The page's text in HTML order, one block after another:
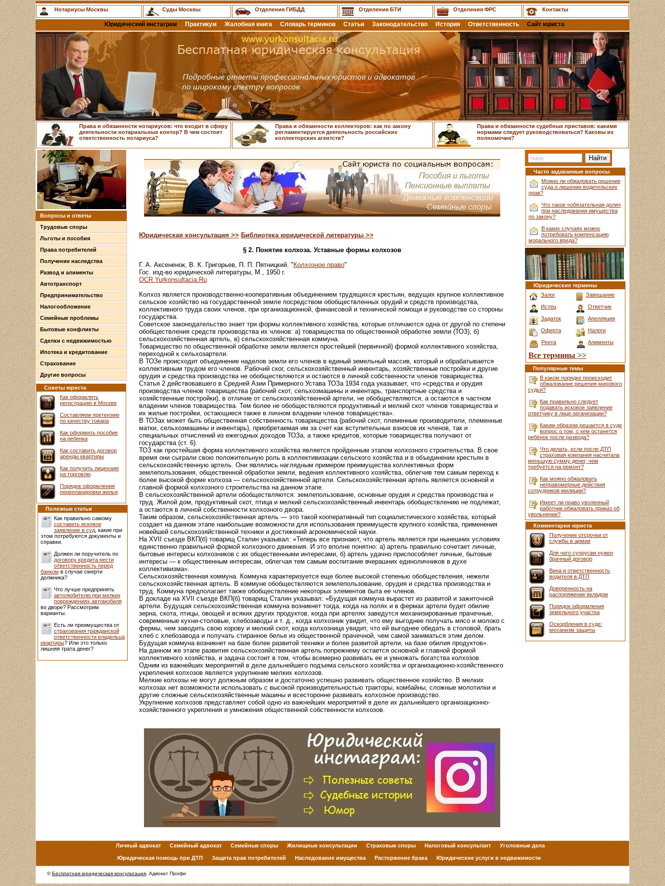
Нотариусы Москвы Суды Москвы Отделения ГИБДД Отделения БТИ Отделения ФРС Контакты
Юридический инстаграм Практикум Жалобная книга Словарь терминов Статьи Законодательство История Ответственность Сайт юриста
Права и обязанности нотариусов: что входит в сферу
деятельности нотариальных контор? В чем состоит
ответственность нотариуса?
Права и обязанности коллекторов: как по закону
регламентируется деятельность российских
коллекторских агентств?
Права и обязанности судебных приставов: какими
нормами следует руководствоваться? Каковы их
полномочия?
Вопросы и ответы
Трудовые споры
Льготы и пособия
Права потребителей
Получение наследства
Развод и алименты
Автотранспорт
Предпринимательство
Налогообложение
Семейные проблемы
Бытовые конфликты
Сделки с недвижимостью
Ипотека и кредитование
Страхование
Другие вопросы
Советы юриста
Как оформлять
регистрацию в Москве
Составляем претензию
по качеству товара
Как оформить пособие
на ребенка
Как составить договор
аренды квартиры
Как получить лицензию
на торговлю
Порядок оформления
перепланировки жилья
Полезные статьи
Как правильно самому
составить исковое
заявление в суд, какие при
этом потребуются документы и
справки.
Должен ли поручитель по
договору кредита нести
ответственность перед
банком в случае смерти
должника?
Что лучше предпринять
автолюбителю при мелких
повреждениях автомобиля
во дворе? Рассмотрим
варианты.
Есть ли преимущества от
страхования гражданской
ответственности владельца
квартиры? Или это только
лишняя трата денег?
Юридическая консультация >> Библиотека юридической литературы >>
§ 2. Понятие колхоза. Уставные формы колхозов
Г. А. Аксененок, В. К. Григорьев, П. П. Пятницкий. " Колхозное право"
Гос. изд-во юридической литературы, М., 1950 г.
OCR Yurkonsultacia.Ru
Колхоз является производственно-кооперативным объединением трудящихся крестьян, ведущих крупное коллективное
сельское хозяйство на государственной земле посредством обобществленных орудий и средств производства,
коллективного труда своих членов, при организационной, финансовой и технической помощи и руководстве со стороны
государства.
Советское законодательство знает три формы коллективного хозяйства, которые отличаются одна от другой по степени
обобществления средств производства их членов: а) товарищества по общественной обработке земли (ТОЗ), б)
сельскохозяйственная артель, в) сельскохозяйственная коммуна.
Товарищество по общественной обработке земли является простейшей (первичной) формой коллективного хозяйства,
переходной к сельхозартели.
В ТОЗе происходит объединение наделов земли его членов в единый земельный массив, который и обрабатывается
коллективным трудом его членов. Рабочий ског, сельскохозяйственный инвентарь, хозяйственные постройки и другие
орудия и средства производства не обобществляются и остаются в личной собственности членов товарищества.
Статья 2 действовавшего в Средней Азии Примерного Устава ТОЗа 1934 года указывает, что «средства и орудия
производства членов товарищества (рабочий скот, сельхозмашины и инвентарь, транспортные средства и
хозяйственные постройки), в отличие от сельскохозяйственной артели, не обобществляются, а остаются в частном
владении членов товарищества. Тем более не обобществляются продуктивный и мелкий скот членов товарищества и
их жилые постройки, остающиеся также в личном владении членов товарищества».
В ТОЗах может быть общественная собственность товарищества (рабочий скот, племенные производители, племенные
матки, сельхозмашины и инвентарь), приобретаемая им за счет как вступительных взносов их членов, так и
специальных отчислений из ежегодных доходов ТОЗа, а также кредитов, которые товарищества получают от
государства (ст. 6).
ТОЗ как простейшая форма коллективного хозяйства является пройденным этапом колхозного строительства. В свое
время они сыграли свою положительную роль в коллективизации сельского хозяйства и в объединении крестьян в
сельскохозяйственную артель. Они являлись наглядным примером преимущества коллективных форм
землепользования, общественной обработки земли, ведения коллективного хозяйства, облегчив тем самым переход к
более высокой форме колхоза — сельскохозяйственной артели. Сельскохозяйственная артель является основной и
главной формой колхозного строительства на данном этапе.
В сельскохозяйственной артели обобществляются: землепользование, основные орудия и средства производства и
труд. Жилой дом, продуктивный скот, птица и мелкий сельскохозяйственный инвентарь обобществлению не подлежат,
а остаются в личной собственности колхозного двора.
Таким образом, сельскохозяйственная артель — это такой кооперативный тип социалистического хозяйства, который
создает на данном этапе наибольшие возможности для использования преимуществ крупного хозяйства, применения
новейшей сельскохозяйственной техники и достижений агрономической науки.
На XVII съезде ВКП(б) товарищ Сталин указывал: «Теперь все признают, что артель является при нынешних условиях
единственно правильной формой колхозного движения. И это вполне понятно: а) артель правильно сочетает личные,
бытовые интересы колхозников с их общественными интересами, б) артель удачно приспособляет личные, бытовые
интересы — к общественным интересам, облегчая тем самым воспитание вчерашних единоличников в духе
коллективизма».
Сельскохозяйственная коммуна. Коммуна характеризуется еще более высокой степенью обобществления, нежели
сельскохозяйственная артель. В коммуне обобществляются землепользование, орудия и средства производства и
труд. Коммуна предполагает также обобществление некоторых элементов быта ее членов.
В докладе на XVII съезде ВКП(б) товарищ Сталин указывал: «Будущая коммуна вырастет из развитой и зажиточной
артели. Будущая сельскохозяйственная коммуна возникнет тогда, когда на полях и в фермах артели будет обилие
зерна, скота, птицы, овощей и всяких других продуктов, когда при артелях заведутся механизированные прачечные,
современные кухни-столовые, хлебозаводы и т. д., когда колхозник увидит, что ему выгоднее получать мясо и молоко с
фермы, чем заводить свою корову и мелкий скот, когда колхозница увидит, что ей выгоднее обедать в столовой, брать
хлеб с хлебозавода и получать стиранное белье из общественной прачечной, чем самой заниматься этим делом.
Будущая коммуна возникнет на базе более развитой техники и более развитой артели, на базе обилия продуктов».
На данном же этапе развития сельскохозяйственная артель попрежнему остается основной и главной формой
коллективного хозяйства, и задача состоит в том, чтобы всемерно развивать ее и умножать богатства колхозов.
Одним из важнейших мероприятий в деле дальнейшего подъема сельского хозяйства и организационно-хозяйственного
укрепления колхозов является укрупнение мелких колхозов.
Мелкие колхозы не могут должным образом и достаточно успешно развивать общественное хозяйство. В мелких
колхозах нет возможности использовать с высокой производительностью тракторы, комбайны, сложные молотилки и
другие сложные сельскохозяйственные машины и всесторонне развивать колхозное производство.
Укрупнение колхозов представляет собой одно из важнейших мероприятий в деле их дальнейшего организационно-
хозяйственного укрепления и умножения общественной собственности колхозов.
Часто задаваемые вопросы
Можно ли обжаловать решение
суда о лишении водительских
прав?
Что такое «обязательная доля»
при наследовании имущества
по закону?
В каких случаях можно
потребовать компенсацию
морального вреда?
Юридические термины
Залог
Истец
Задаток
Оферта
Рента
Завещание
Ответчик
Апелляция
Налоги
Алименты
Все термины >>
Популярные темы
В каком порядке происходит
обжалование решения мирового
судьи?
Как правильно следует
подавать исковое заявление
ответчику в лице организации?
Каким образом решается в суде
вопрос о том, с кем останется
ребёнок после развода?
Что делать, если после ДТП
страховая компания насчитала
меньшую сумму денег, чем
требуется на ремонт?
Как можно обжаловать
неправомерные действия
сотрудников милиции?
Имеет ли право уволенный
работник обжаловать приказ об
увольнении?
Комментарии юриста
Получение отсрочки от
службы в армии
Для чего супругам нужен
брачный договор
Вина и ответственность
водителя в ДТП
Доверенность на
распоряжение вкладом
Порядок оформления
земельного участка
Оскорбления в суде:
механизм защиты
Личный адвокат Семейный адвокат Семейные споры Жилищные консультации Страховые споры Налоговый консультант Уголовные дела
Юридическая помощь при ДТП Защита прав потребителей Наследование имущества Расторжение брака Юридические услуги в недвижимости
©Бесплатная юридическая консультация . Адвокат Профи